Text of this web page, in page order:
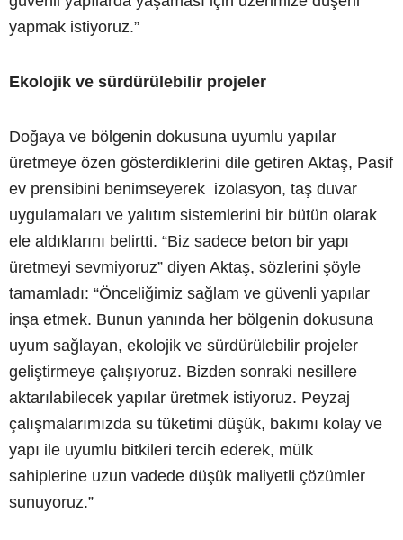
yapmak istiyoruz.”
Ekolojik ve sürdürülebilir projeler
Doğaya ve bölgenin dokusuna uyumlu yapılar
üretmeye özen gösterdiklerini dile getiren Aktaş, Pasif
ev prensibini benimseyerek izolasyon, taş duvar
uygulamaları ve yalıtım sistemlerini bir bütün olarak
ele aldıklarını belirtti. “Biz sadece beton bir yapı
üretmeyi sevmiyoruz” diyen Aktaş, sözlerini şöyle
tamamladı: “Önceliğimiz sağlam ve güvenli yapılar
inşa etmek. Bunun yanında her bölgenin dokusuna
uyum sağlayan, ekolojik ve sürdürülebilir projeler
geliştirmeye çalışıyoruz. Bizden sonraki nesillere
aktarılabilecek yapılar üretmek istiyoruz. Peyzaj
çalışmalarımızda su tüketimi düşük, bakımı kolay ve
yapı ile uyumlu bitkileri tercih ederek, mülk
sahiplerine uzun vadede düşük maliyetli çözümler
sunuyoruz.”